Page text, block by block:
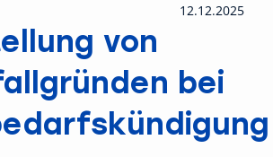
12.12.2025
von
bei